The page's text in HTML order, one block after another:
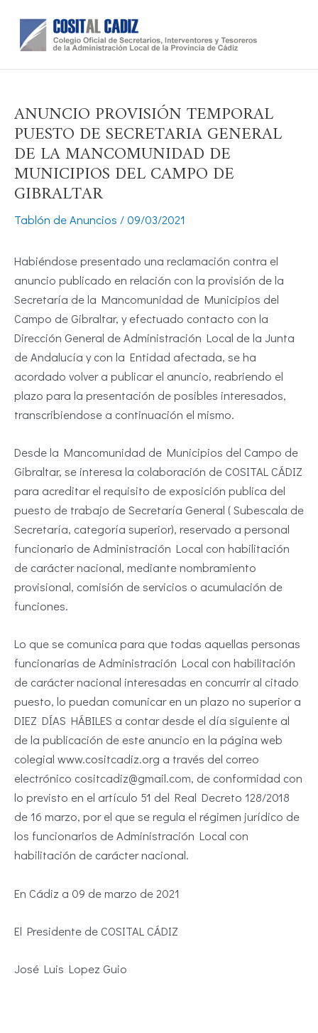
contenido
ANUNCIO PROVISIÓN TEMPORAL
PUESTO DE SECRETARIA GENERAL
DE LA MANCOMUNIDAD DE
MUNICIPIOS DEL CAMPO DE
GIBRALTAR
Tablón de Anuncios /09/03/2021
Habiéndose presentado una reclamación contra el
anuncio publicado en relación con la provisión de la
Secretaría de la Mancomunidad de Municipios del
Campo de Gibraltar, y efectuado contacto con la
Dirección General de Administración Local de la Junta
de Andalucía y con la Entidad afectada, se ha
acordado volver a publicar el anuncio, reabriendo el
plazo para la presentación de posibles interesados,
transcribiendose a continuación el mismo.
Desde la Mancomunidad de Municipios del Campo de
Gibraltar, se interesa la colaboración de COSITAL CÁDIZ
para acreditar el requisito de exposición publica del
puesto de trabajo de Secretaría General ( Subescala de
Secretaría, categoría superior), reservado a personal
funcionario de Administración Local con habilitación
de carácter nacional, mediante nombramiento
provisional, comisión de servicios o acumulación de
funciones.
Lo que se comunica para que todas aquellas personas
funcionarias de Administración Local con habilitación
de carácter nacional interesadas en concurrir al citado
puesto, lo puedan comunicar en un plazo no superior a
DIEZ DÍAS HÁBILES a contar desde el día siguiente al
de la publicación de este anuncio en la página web
colegial www.cositcadiz.org a través del correo
electrónico cositcadiz@gmail.com, de conformidad con
lo previsto en el artículo 51 del Real Decreto 128/2018
de 16 marzo, por el que se regula el régimen jurídico de
los funcionarios de Administración Local con
habilitación de carácter nacional.
En Cádiz a 09 de marzo de 2021
El Presidente de COSITAL CÁDIZ
José Luis Lopez Guio